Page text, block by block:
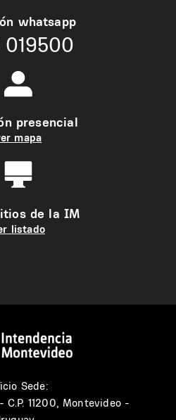
whatsapp
presencial
mapa
de la IM
listado
Sede:
C.P. 11200, Montevideo -